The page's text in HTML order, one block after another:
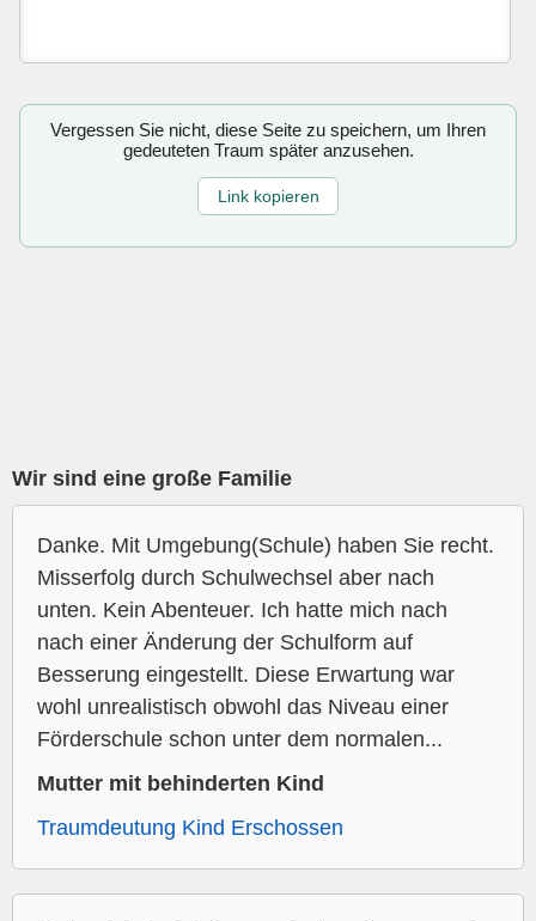
Vergessen Sie nicht, diese Seite zu speichern, um Ihren
gedeuteten Traum später anzusehen.
Link kopieren
Wir sind eine große Familie
Danke. Mit Umgebung(Schule) haben Sie recht.
Misserfolg durch Schulwechsel aber nach
unten. Kein Abenteuer. Ich hatte mich nach
nach einer Änderung der Schulform auf
Besserung eingestellt. Diese Erwartung war
wohl unrealistisch obwohl das Niveau einer
Förderschule schon unter dem normalen...
Mutter mit behinderten Kind
Traumdeutung Kind Erschossen